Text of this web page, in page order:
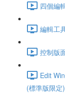
四個編
編輯工
控制版
Edit
(標準版限